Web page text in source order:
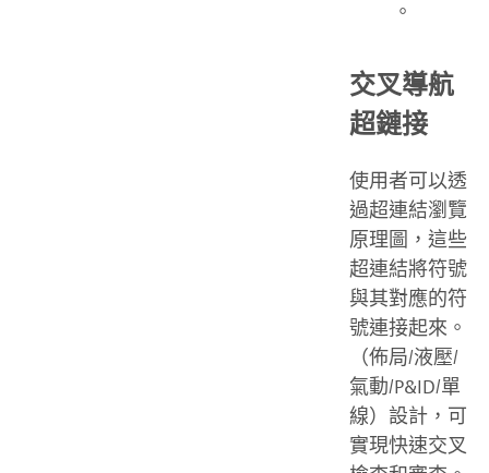
。
交叉導航
超鏈接
使用者可以透
過超連結瀏覽
原理圖，這些
超連結將符號
與其對應的符
號連接起來。
（佈局/液壓/
氣動/P&ID/單
線）設計，可
實現快速交叉